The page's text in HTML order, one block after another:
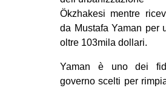
Ökzhakesi mentre
da Mustafa Yaman per
oltre 103mila dollari.
Yaman è uno dei
governo scelti per